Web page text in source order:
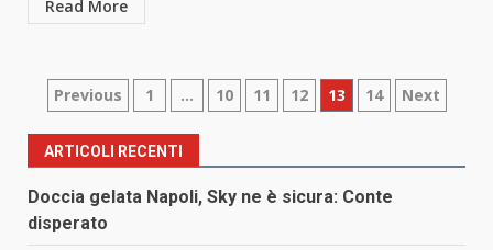
Read More
Paginazione
degli
articoli
Previous 1 … 10 11 12 13 14 Next
ARTICOLI RECENTI
Doccia gelata Napoli, Sky ne è sicura: Conte
disperato